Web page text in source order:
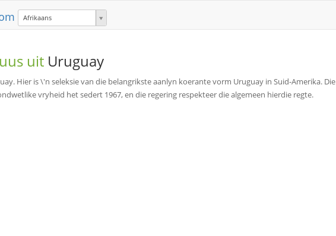
Afrikaans
uit Uruguay
Hier is \'n seleksie van die belangrikste aanlyn koerante vorm Uruguay in Suid-Amerika. Die
vryheid het sedert 1967, en die regering respekteer die algemeen hierdie regte.